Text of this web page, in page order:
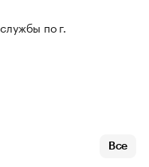
по г.
Все